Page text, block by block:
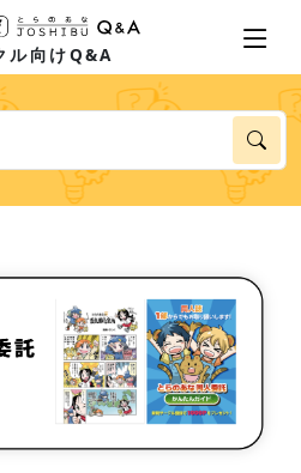
ル向けQ&A